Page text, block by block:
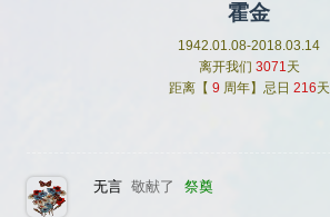
霍金
1942.01.08-2018.03.14
离开我们 3071天
距离【 9 周年】忌日 216天
无言 敬献了 祭奠